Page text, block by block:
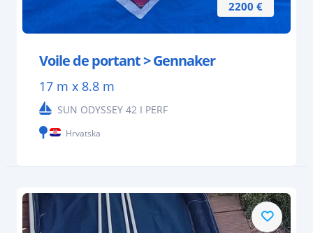
2200 €
Voile de portant > Gennaker
17 m x 8.8 m
SUN ODYSSEY 42 I PERF
Hrvatska